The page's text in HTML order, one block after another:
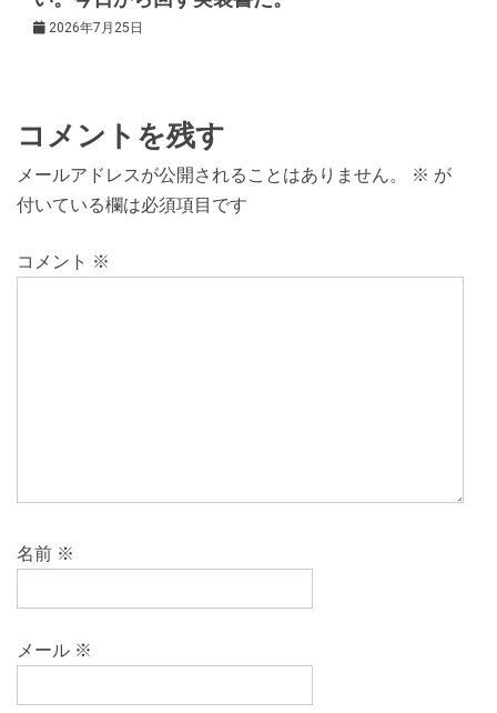
2026年7月25日
コメントを残す
メールアドレスが公開されることはありません。 ※ が
付いている欄は必須項目です
コメント ※
名前 ※
メール ※